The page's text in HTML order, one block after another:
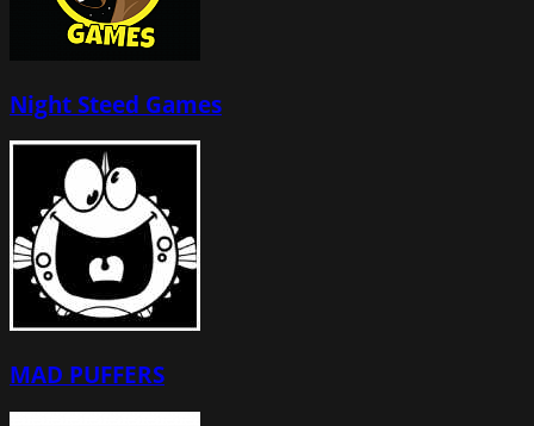
Night Steed Games
MAD PUFFERS